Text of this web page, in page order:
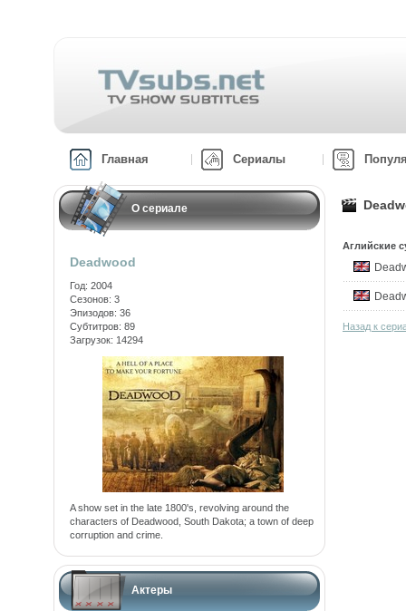
Главная Сериалы
О сериале
Deadwood
Год: 2004
Сезонов: 3
Эпизодов: 36
Субтитров: 89
Загрузок: 14294
A show set in the late 1800's, revolving around the
characters of Deadwood, South Dakota; a town of deep
corruption and crime.
Актеры
Аглийские
Назад к